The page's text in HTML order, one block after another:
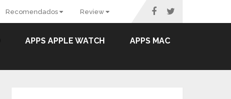
Recomendados Review
APPS APPLE WATCH APPS MAC